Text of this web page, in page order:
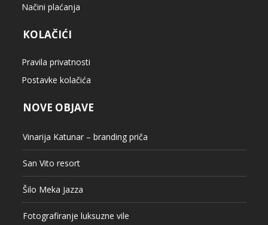
Načini plaćanja
KOLAČIĆI
Pravila privatnosti
Postavke kolačića
NOVE OBJAVE
Vinarija Katunar – branding priča
San Vito resort
Šilo Meka Jazza
Fotografiranje luksuzne vile